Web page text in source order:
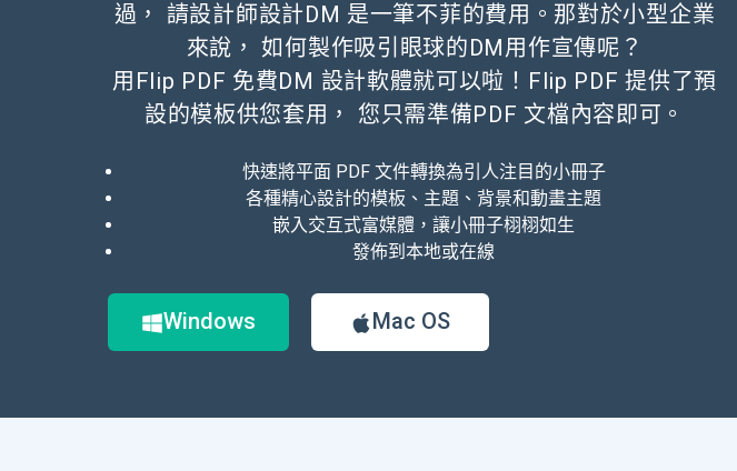
過， 請設計師設計DM 是一筆不菲的費用。那對於小型企業
來說， 如何製作吸引眼球的DM用作宣傳呢？
用Flip PDF 免費DM 設計軟體就可以啦！Flip PDF 提供了預
設的模板供您套用， 您只需準備PDF 文檔內容即可。
快速將平面 PDF 文件轉換為引人注目的小冊子
各種精心設計的模板、主題、背景和動畫主題
嵌入交互式富媒體，讓小冊子栩栩如生
發佈到本地或在線
Windows Mac OS